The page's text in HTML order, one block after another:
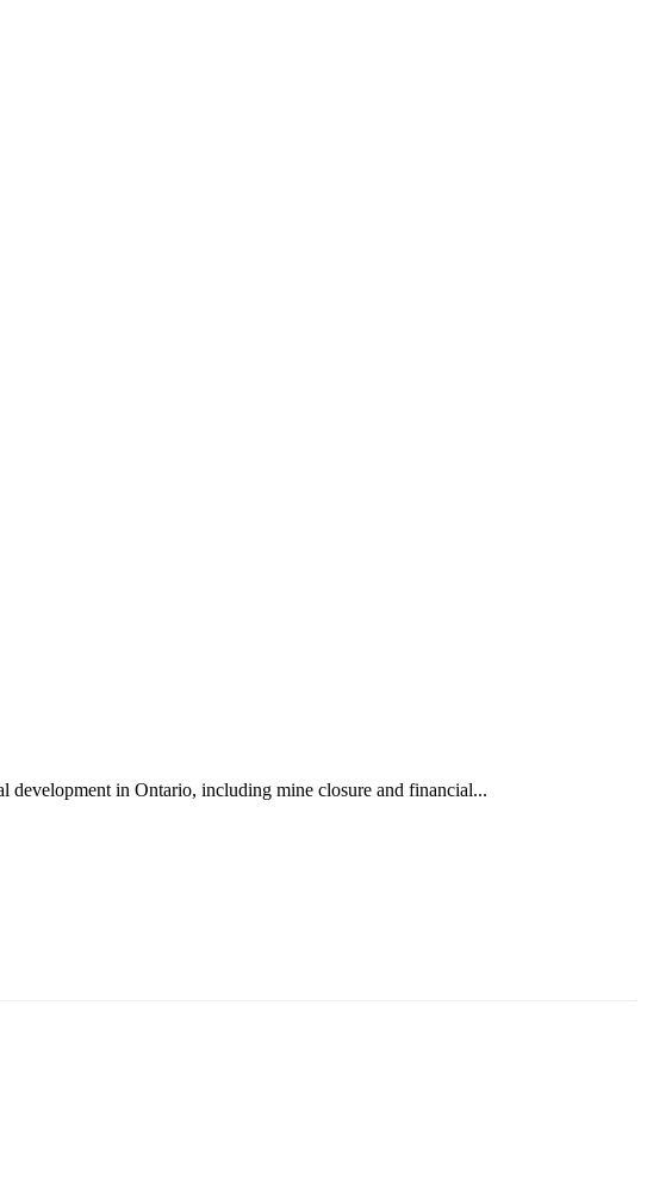
development in Ontario, including mine closure and financial...